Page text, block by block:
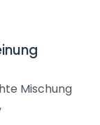
Mischung